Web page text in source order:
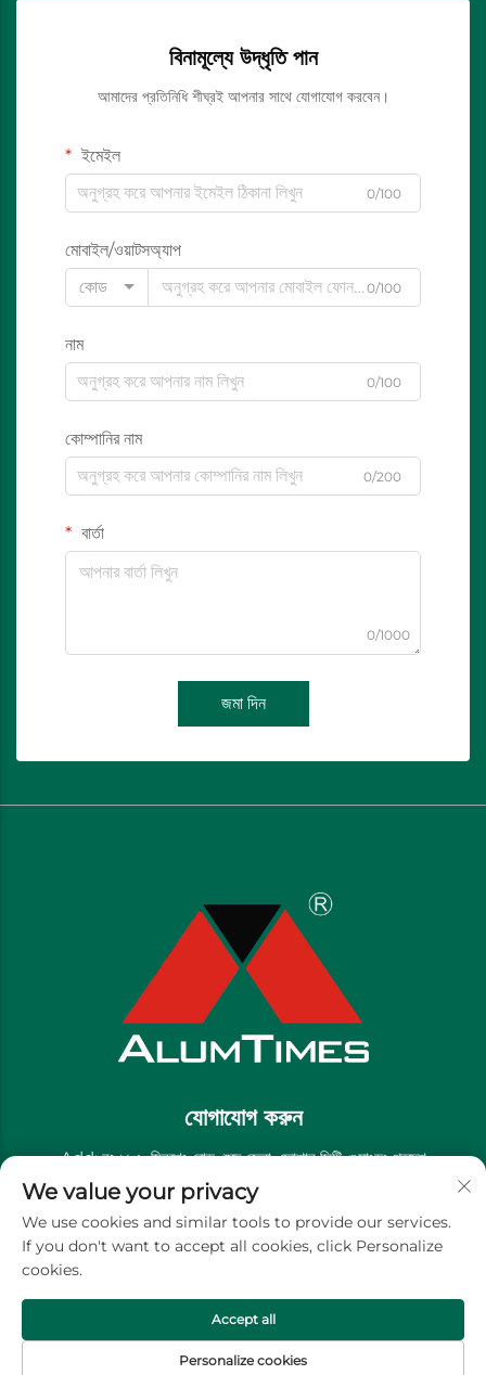
বিনামূল্যে উদ্ধৃতি পান
আমাদের প্রতিনিধি শীঘ্রই আপনার সাথে যোগাযোগ করবেন।
ইমেইল
0/100
মোবাইল/ওয়াটসঅ্যাপ
কোড
0/100
নাম
0/100
কোম্পানির নাম
0/200
বার্তা
0/1000
জমা দিন
যোগাযোগ করুন
Add: নং ১৯৫, মিনশেং রোড, শুন্দে জেলা, ফোশান সিটি, গুয়াংডং প্রদেশ
টেলিফোন:+86-13711558379
ই-মেইল:[email protected]
কপিরাইট © গোল্ডেন রিভার ডেকোরেটিভ ম্যাটেরিয়াল কোং, লিমিটেড -গোপনীয়তা নীতি
We value your privacy
We use cookies and similar tools to provide our services.
If you don't want to accept all cookies, click Personalize
cookies.
Personalize cookies
Accept all